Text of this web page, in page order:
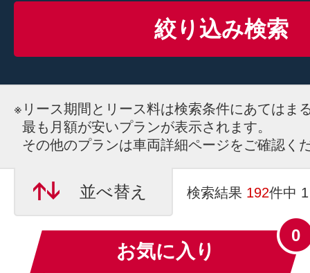
絞り込み検索
※ リース期間とリース料は検索条件にあてはま
最も月額が安いプランが表示されます。
その他のプランは車両詳細ページをご確認く
並べ替え 検索結果 192件中
お気に入り
0